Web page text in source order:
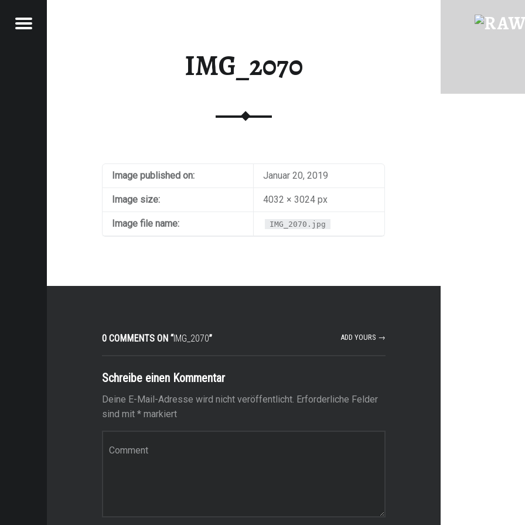
Menu
IMG_2070
Image published on: Januar 20, 2019
Image size: 4032 × 3024 px
Image file name: IMG_2070.jpg
0 COMMENTS ON “IMG_2070” ADD YOURS →
Schreibe einen Kommentar
Deine E-Mail-Adresse wird nicht veröffentlicht. Erforderliche Felder
sind mit* markiert